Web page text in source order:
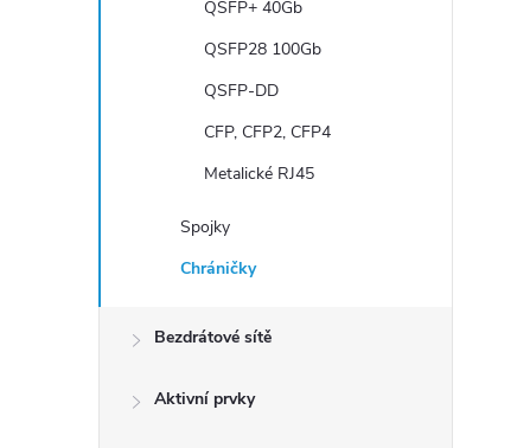
QSFP+ 40Gb
QSFP28 100Gb
QSFP-DD
CFP, CFP2, CFP4
Metalické RJ45
Spojky
Chráničky
Bezdrátové sítě
Aktivní prvky